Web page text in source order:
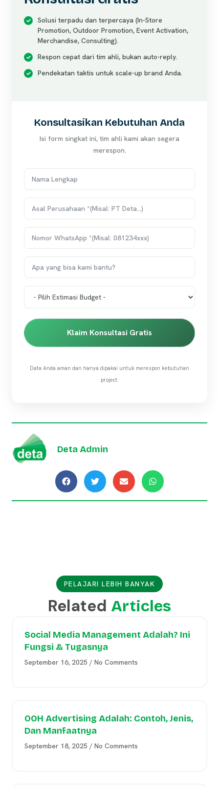
Solusi terpadu dan terpercaya (In-Store
Promotion, Outdoor Promotion, Event Activation,
Merchandise, Consulting).
Respon cepat dari tim ahli, bukan auto-reply.
Pendekatan taktis untuk scale-up brand Anda.
Konsultasikan Kebutuhan Anda
Isi form singkat ini, tim ahli kami akan segera
merespon.
Klaim Konsultasi Gratis
Data Anda aman dan hanya dipakai untuk merespon kebutuhan
project.
Deta Admin
PELAJARI LEBIH BANYAK
Related Articles
Social Media Management Adalah? Ini
Fungsi & Tugasnya
September 16, 2025 No Comments
OOH Advertising Adalah: Contoh, Jenis,
Dan Manfaatnya
September 18, 2025 No Comments